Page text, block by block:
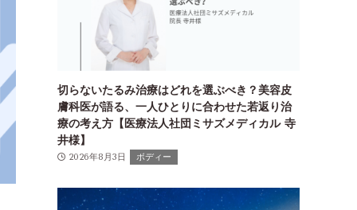
切らないたるみ治療はどれを選ぶべき？美容皮
膚科医が語る、一人ひとりに合わせた若返り治
療の考え方【医療法人社団ミサズメディカル 寺
井様】
2026年8月3日 ボディー